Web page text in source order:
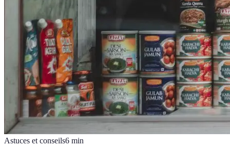
Astuces et conseils6 min